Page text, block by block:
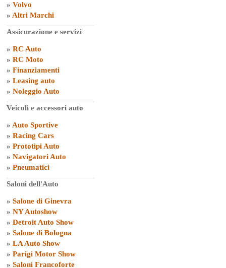
» Volvo
» Altri Marchi
Assicurazione e servizi
» RC Auto
» RC Moto
» Finanziamenti
» Leasing auto
» Noleggio Auto
Veicoli e accessori auto
» Auto Sportive
» Racing Cars
» Prototipi Auto
» Navigatori Auto
» Pneumatici
Saloni dell'Auto
» Salone di Ginevra
» NY Autoshow
» Detroit Auto Show
» Salone di Bologna
» LA Auto Show
» Parigi Motor Show
» Saloni Francoforte